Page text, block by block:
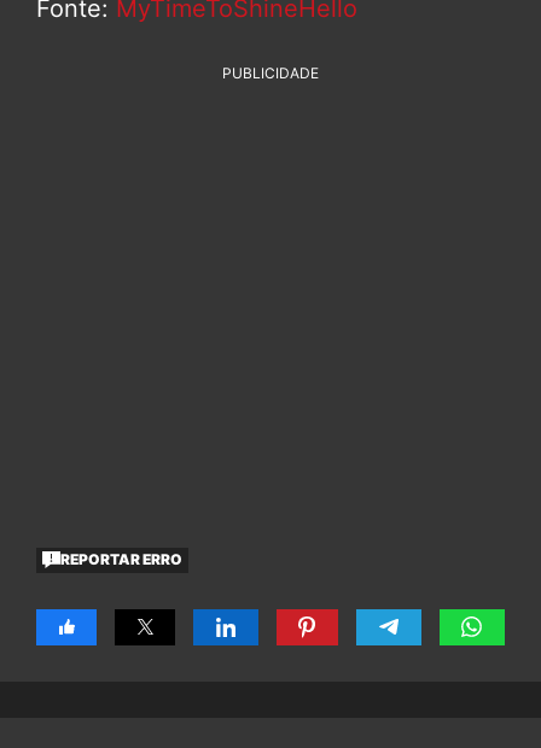
Fonte: MyTimeToShineHello
PUBLICIDADE
REPORTAR ERRO